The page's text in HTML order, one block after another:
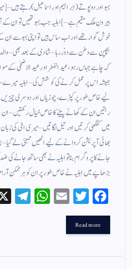
بہو اور دو پوتے (ابراہیم اور اسماعیل) رہتے ہیں – [
بیرونِ ملک مقیم ہے – ] اہلیہ جب بہو تھیں تو ان
خوش گوار تھے اور اب ساس ہیں تو اپنی بہو سے ان
بچپن سے وطن سے دوٗر رہا – شادی کے بعد بھی –
کہ چاہے جہاں رہو ، عید الفطر اور عید الاضحٰی کے
ہمیشہ اس پر عمل کرنے کی کوشش کی – اہلیہ میرے
لیے خاص طور پر کپڑے ، چوڑیاں اور دوسری چیزیں
رہتیں ان کے کھانے پینے کا خاص خیال رکھتیں –
میں کنگھی کرتیں اور تیل لگاتیں – میری امّی کی
بھائی آپریشن کروانے کے لیے انھیں ممبئی لے گیا –
جانے کا پروگرام بنا تو اہلیہ نے بھی ساتھ جانے کی
بڑھاپے میں اہلیہ نے خاص طور پر ان کو ہر ممکن
Fa
ce
bo
ok
T
wi
r
E
m
W
ha
Te
le
Read more